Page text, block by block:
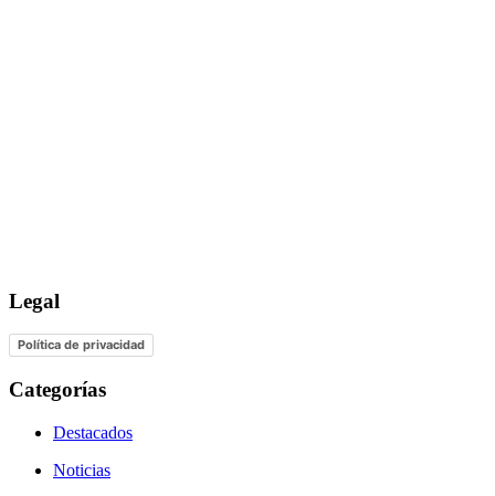
Legal
Política de privacidad
Categorías
Destacados
Noticias